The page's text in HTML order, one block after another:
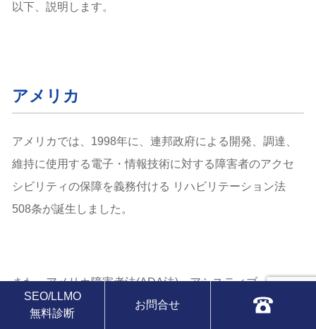
以下、説明します。
アメリカ
アメリカでは、1998年に、連邦政府による開発、調達、
維持に使用する電子・情報技術に対する障害者のアクセ
シビリティの保障を義務付ける リハビリテーション法
508条が誕生しました。
また、アメリカ障害者法(ADA法)、アシスティブ・テクノ
ロジー法などがあります。
SEO/LLMO
無料診断
お問合せ